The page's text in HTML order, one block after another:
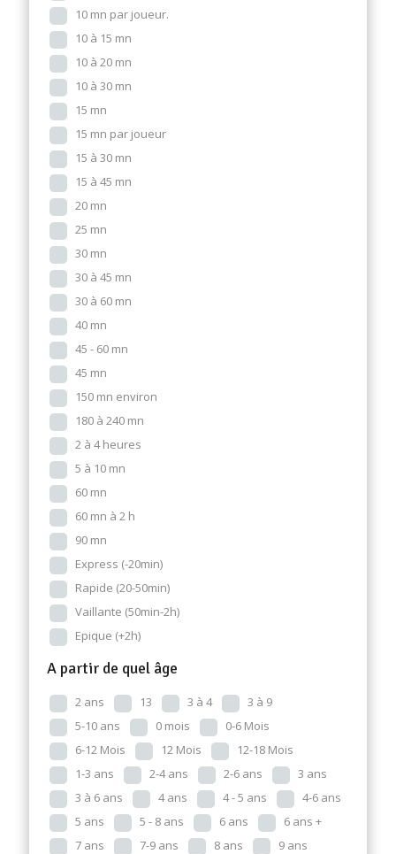
10 mn par joueur.
10 à 15 mn
10 à 20 mn
10 à 30 mn
15 mn
15 mn par joueur
15 à 30 mn
15 à 45 mn
20 mn
25 mn
30 mn
30 à 45 mn
30 à 60 mn
40 mn
45 - 60 mn
45 mn
150 mn environ
180 à 240 mn
2 à 4 heures
5 à 10 mn
60 mn
60 mn à 2 h
90 mn
Express (-20min)
Rapide (20-50min)
Vaillante (50min-2h)
Epique (+2h)
A partir de quel âge
2 ans 13 3 à 4
3 à 9
5-10 ans
0 mois
0-6 Mois
6-12 Mois
12 Mois
12-18 Mois
1-3 ans
2-4 ans 2-6 ans
3 ans
3 à 6 ans
4 ans 4 - 5 ans
4-6 ans
5 ans
5 - 8 ans 6 ans
6 ans +
7 ans
7-9 ans 8 ans
9 ans